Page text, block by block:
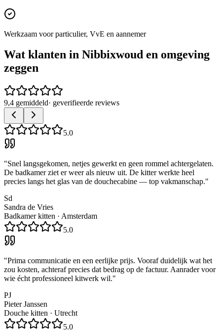
Werkzaam voor particulier, VvE en aannemer
Wat klanten in Nibbixwoud en omgeving
zeggen
9,4 gemiddeld· geverifieerde reviews
5.0
"Snel langsgekomen, netjes gewerkt en geen rommel achtergelaten.
De badkamer ziet er weer als nieuw uit. De kitter werkte heel
precies langs het glas van de douchecabine — top vakmanschap."
Sd
Sandra de Vries
Badkamer kitten · Amsterdam
5.0
"Prima communicatie en een eerlijke prijs. Vooraf duidelijk wat het
zou kosten, achteraf precies dat bedrag op de factuur. Aanrader voor
wie écht professioneel kitwerk wil."
PJ
Pieter Janssen
Douche kitten · Utrecht
5.0